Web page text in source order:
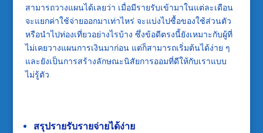
สามารถวางแผนได้เลยว่า เมื่อมีรายรับเข้ามาในแต่ละเดือน
จะแยกค่าใช้จ่ายออกมาเท่าไหร่ จะแบ่งไปซื้อของใช้ส่วนตัว
หรือนำไปท่องเที่ยวอย่างไรบ้าง ซึ่งข้อดีตรงนี้ยังเหมาะกับผู้ที่
ไม่เคยวางแผนการเงินมาก่อน แต่ก็สามารถเริ่มต้นได้ง่าย ๆ
และยังเป็นการสร้างลักษณะนิสัยการออมที่ดีให้กับเราแบบ
ไม่รู้ตัว
สรุปรายรับรายจ่ายได้ง่าย